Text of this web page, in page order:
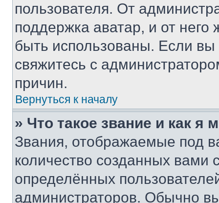
пользователя. От
поддержка аватар, и от него
быть использованы. Если
свяжитесь с
причин.
Вернуться к началу
» Что такое звание и как я
Звания, отображаемые под
количество созданных
определённых
администраторов. Обычно